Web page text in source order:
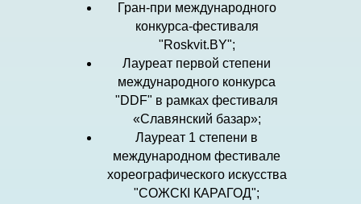
Гран-при международного
конкурса-фестиваля
"Roskvit.BY";
Лауреат первой степени
международного конкурса
"DDF" в рамках фестиваля
«Славянский базар»;
Лауреат 1 степени в
международном фестивале
хореографического искусства
"СОЖСКІ КАРАГОД";